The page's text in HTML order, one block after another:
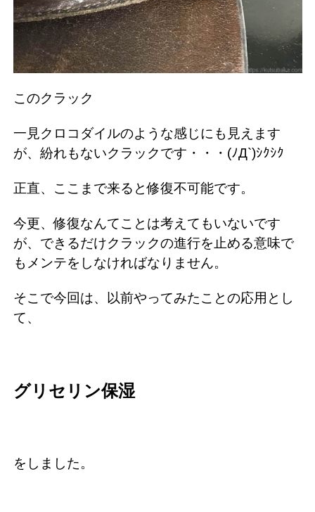
このクラック
一見クロコダイルのような感じにも見えます
が、紛れもないクラックです・・・(ﾉД`)ｼｸｼｸ
正直、ここまで来ると修復不可能です。
今更、修復なんてことは考えてもいないです
が、できるだけクラックの進行を止める意味で
もメンテをしなければなりません。
そこで今回は、以前やってみたことの応用とし
て、
グリセリン保湿
をしました。